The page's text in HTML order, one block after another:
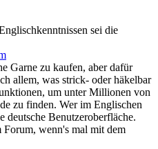
sei die
Garne zu kaufen, aber dafür
allem, was strick- oder häkelbar
um unter Millionen von
zu finden. Wer im Englischen
Benutzeroberfläche.
wenn's mal mit dem